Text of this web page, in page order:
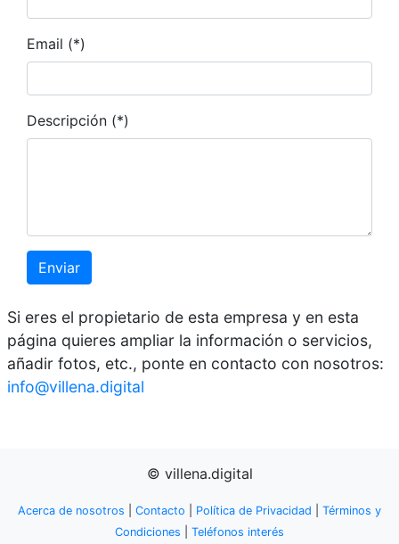
Email (*)
Descripción (*)
Enviar
Si eres el propietario de esta empresa y en esta
página quieres ampliar la información o servicios,
añadir fotos, etc., ponte en contacto con nosotros:
info@villena.digital
© villena.digital
Acerca de nosotros Contacto Política de Privacidad
Términos y
Condiciones
Teléfonos interés